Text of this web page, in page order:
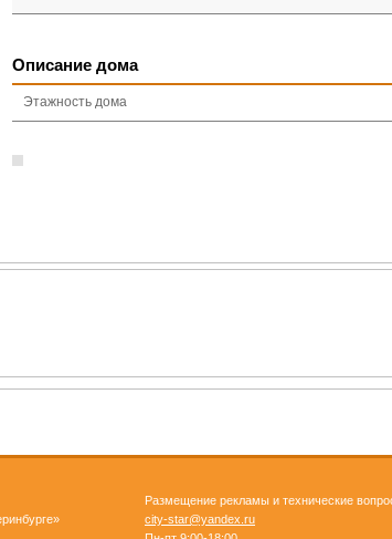
Описание дома
Этажность дома
Размещение рекламы и технические
city-star@yandex.ru